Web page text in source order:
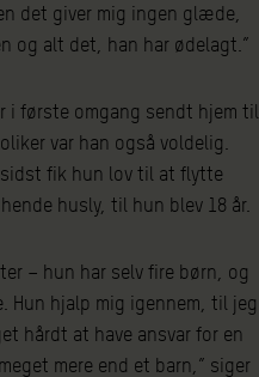
det giver mig ingen glæde,
og alt det, han har ødelagt.”
i første omgang sendt hjem til
var han også voldelig.
fik hun lov til at flytte
husly, til hun blev 18 år.
– hun har selv fire børn, og
Hun hjalp mig igennem, til jeg
hårdt at have ansvar for en
mere end et barn,” siger